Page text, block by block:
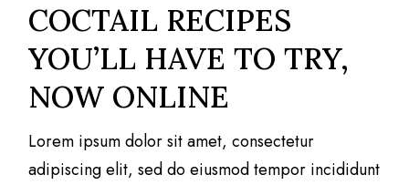
COCTAIL RECIPES
YOU’LL HAVE TO TRY,
NOW ONLINE
Lorem ipsum dolor sit amet, consectetur
adipiscing elit, sed do eiusmod tempor incididunt